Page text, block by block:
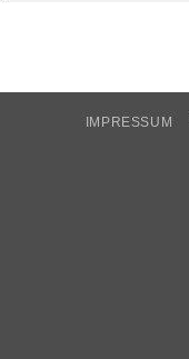
IMPRESSUM